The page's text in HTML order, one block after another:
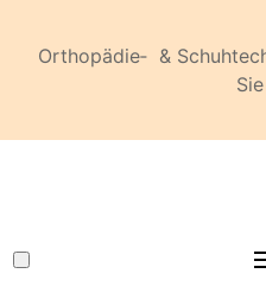
Orthopädie‐ &